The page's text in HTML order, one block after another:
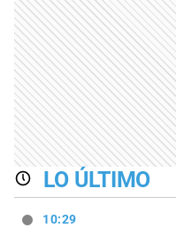
LO ÚLTIMO
10:29